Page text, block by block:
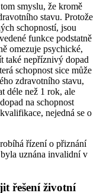
smyslu, že kromě
stavu. Protože
schopností, jsou
funkce podstatně
omezuje psychické,
také nepříznivý dopad
schopnost sice může
zdravotního stavu,
déle než 1 rok, ale
na schopnost
nejedná se o
řízení o přiznání
uznána invalidní v
řešení životní